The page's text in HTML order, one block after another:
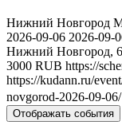
Нижний Новгород
2026-09-06 2026-09-
Нижний Новгород, 6
3000 RUB https://
https://kudann.ru/
novgorod-2026-09-06/
Отображать события